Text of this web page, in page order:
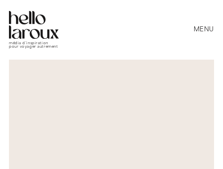
média d’inspiration
pour voyager autrement
MENU